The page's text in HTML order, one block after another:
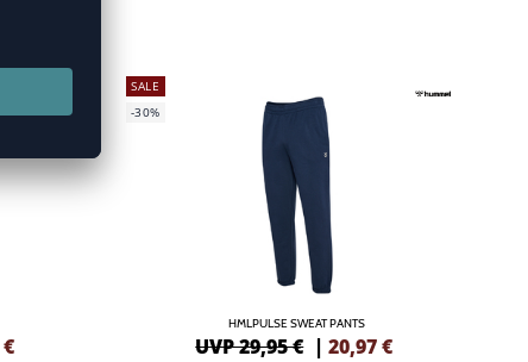
€
SALE
-30%
HMLPULSE SWEAT PANTS
UVP 29,95 € |20,97€